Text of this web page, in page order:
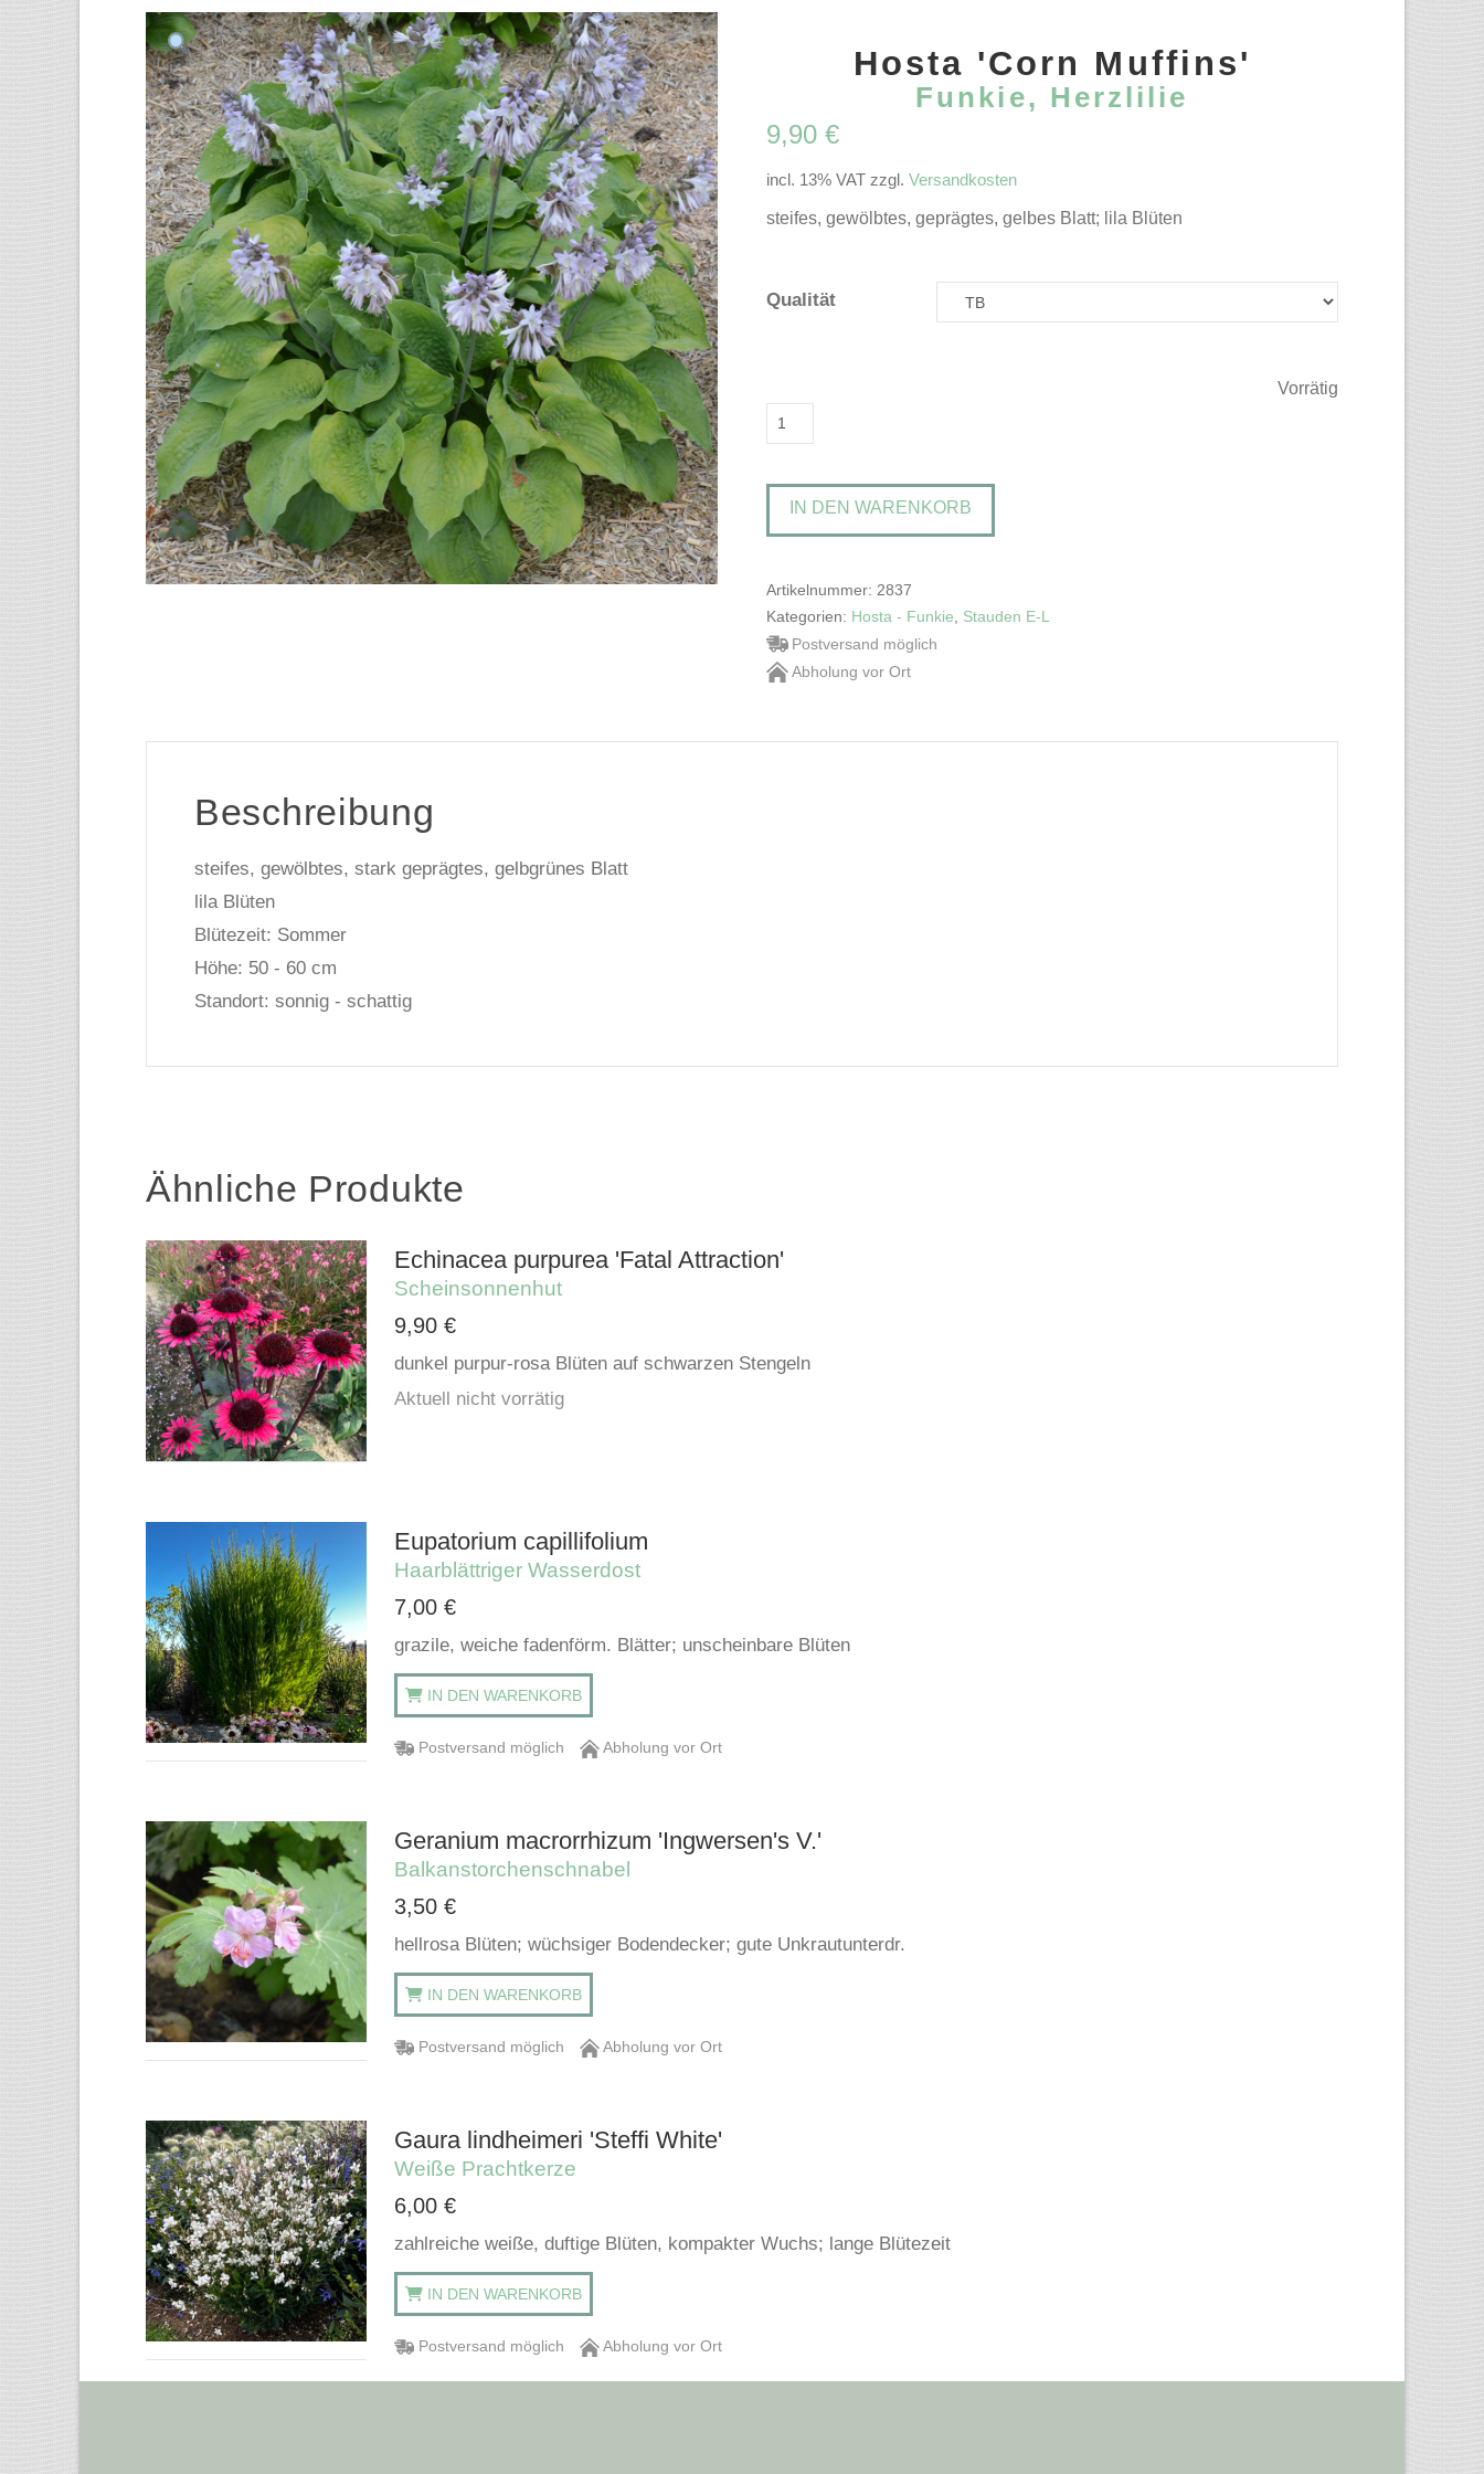
Hosta 'Corn Muffins'
Funkie, Herzlilie
9,90 €
incl. 13% VAT zzgl. Versandkosten
steifes, gewölbtes, geprägtes, gelbes Blatt; lila Blüten
Qualität
Vorrätig
Hosta
'Corn
Muffins'Funkie,
Herzlilie
IN DEN WARENKORB
Artikelnummer: 2837
Kategorien: Hosta - Funkie Stauden E-L
Postversand möglich
Abholung vor Ort
Beschreibung
steifes, gewölbtes, stark geprägtes, gelbgrünes Blatt
lila Blüten
Blütezeit: Sommer
Höhe: 50 - 60 cm
Standort: sonnig - schattig
Ähnliche Produkte
Echinacea purpurea 'Fatal Attraction'
Scheinsonnenhut
9,90 €
dunkel purpur-rosa Blüten auf schwarzen Stengeln
Aktuell nicht vorrätig
Eupatorium capillifolium
Haarblättriger Wasserdost
7,00 €
grazile, weiche fadenförm. Blätter; unscheinbare Blüten
IN DEN WARENKORB
Postversand möglich Abholung vor Ort
Geranium macrorrhizum 'Ingwersen's V.'
Balkanstorchenschnabel
3,50 €
hellrosa Blüten; wüchsiger Bodendecker; gute Unkrautunterdr.
IN DEN WARENKORB
Postversand möglich Abholung vor Ort
Gaura lindheimeri 'Steffi White'
Weiße Prachtkerze
6,00 €
zahlreiche weiße, duftige Blüten, kompakter Wuchs; lange Blütezeit
IN DEN WARENKORB
Postversand möglich Abholung vor Ort